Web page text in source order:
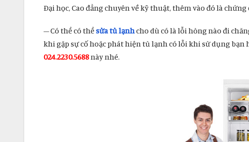
Đại học, Cao đẳng chuyên về kỹ thuật, thêm vào đó là
– Có thể có thể sửa tủ lạnhcho dù có là lỗi hỏng nào đi
khi gặp sự cố hoặc phát hiện tủ lạnh có lỗi khi sử dụng
024.2230.5688này nhé.